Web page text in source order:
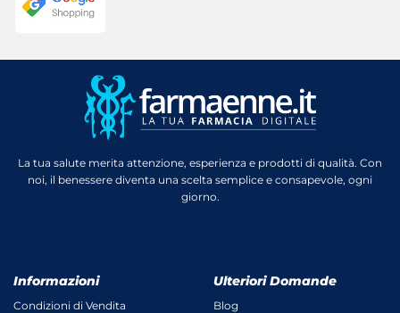
La tua salute merita attenzione, esperienza e prodotti di qualità. Con
noi, il benessere diventa una scelta semplice e consapevole, ogni
giorno.
Informazioni
Condizioni di Vendita
Ulteriori Domande
Blog